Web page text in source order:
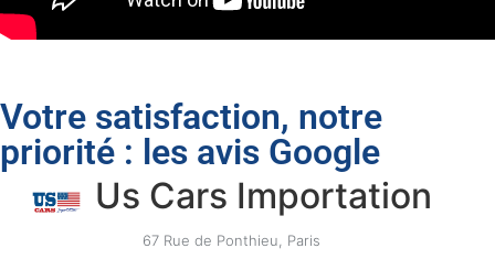
Votre satisfaction, notre
priorité : les avis Google
Us Cars Importation
67 Rue de Ponthieu, Paris